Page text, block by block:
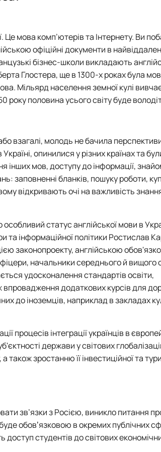
Це мова комп’ютерів та Інтернету. Ви
офіційні документи в
бізнес-школи викладають
Глостера, ще в 1300-х роках була
Мільярд населення земної кулі
року половина усього світу буде
взагалі, молодь не бачила
опинилися у різних країнах та
інших мов, доступу до інформації,
заповненні бланків, пошуку роботи,
відкривають очі на важливість
статус англійської мови в
та інформаційної політики Ростислав
законопроекту, англійською
начальники середнього й вищого
удосконалення стандартів освіти,
впровадження додаткових курсів для
до іноземців, наприклад в закладах
процесів інтеграції українців в
держави у світових
зростанню її інвестиційної та
зв’язки з Росією, виникло питання
обовʼязковою в окремих публічних
доступ студентів до світових